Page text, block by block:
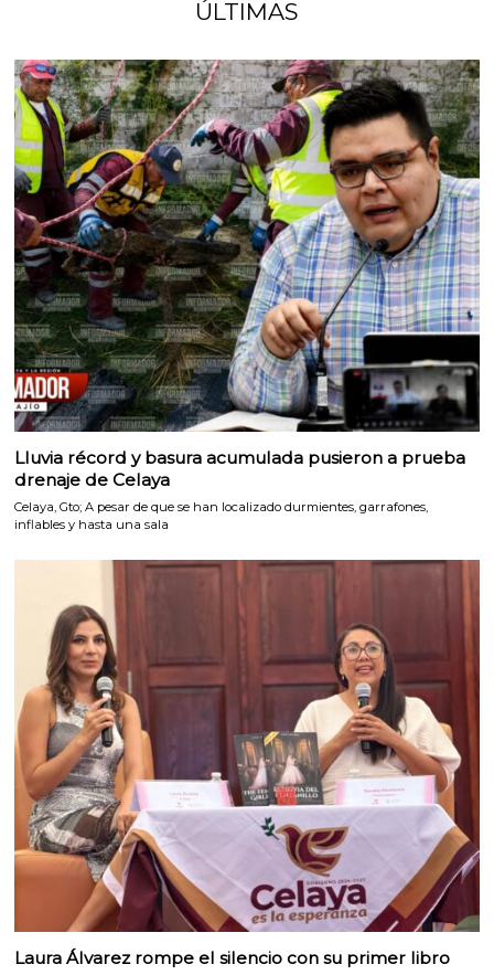
ÚLTIMAS
Lluvia récord y basura acumulada pusieron a prueba
drenaje de Celaya
Celaya, Gto; A pesar de que se han localizado durmientes, garrafones,
inflables y hasta una sala
Laura Álvarez rompe el silencio con su primer libro